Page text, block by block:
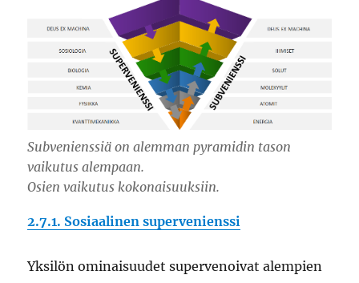
Subvenienssiä on alemman pyramidin tason
vaikutus alempaan.
Osien vaikutus kokonaisuuksiin.
2.7.1. Sosiaalinen supervenienssi
Yksilön ominaisuudet supervenoivat alempien